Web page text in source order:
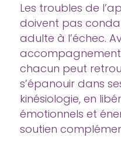
Les troubles de
doivent pas
adulte à l’échec.
chacun peut
s’épanouir dans
kinésiologie, en
émotionnels et
soutien